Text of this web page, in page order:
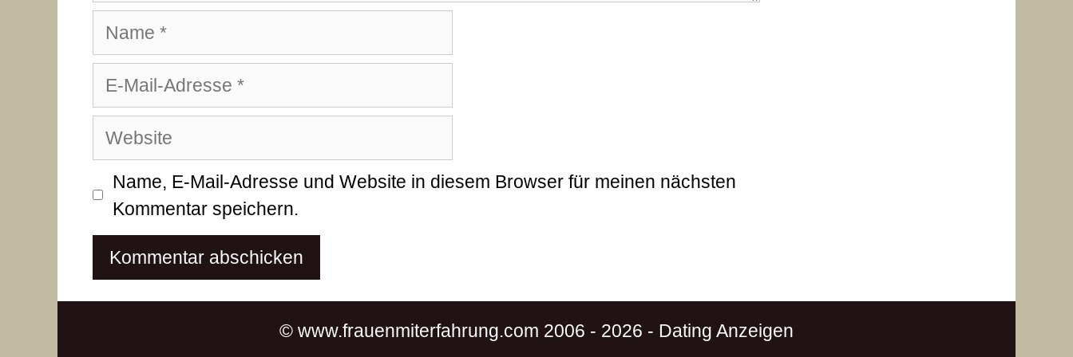
Name
E-
Mail-
Adresse
Website
Name, E-Mail-Adresse und Website in diesem Browser für meinen nächsten
Kommentar speichern.
© www.frauenmiterfahrung.com 2006 - 2026 - Dating Anzeigen